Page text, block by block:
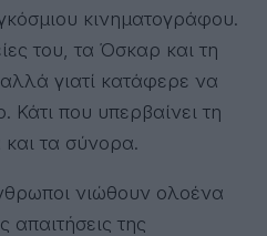
κινηματογράφου.
του, τα Όσκαρ και τη
γιατί κατάφερε να
Κάτι που υπερβαίνει τη
και τα σύνορα.
νιώθουν ολοένα
απαιτήσεις της